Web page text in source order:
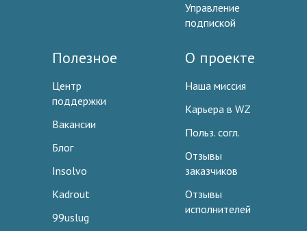
Управление
подпиской
Полезное
Центр
поддержки
Вакансии
Блог
Insolvo
Kadrout
99uslug
О проекте
Наша миссия
Карьера в WZ
Польз. согл.
Отзывы
заказчиков
Отзывы
исполнителей